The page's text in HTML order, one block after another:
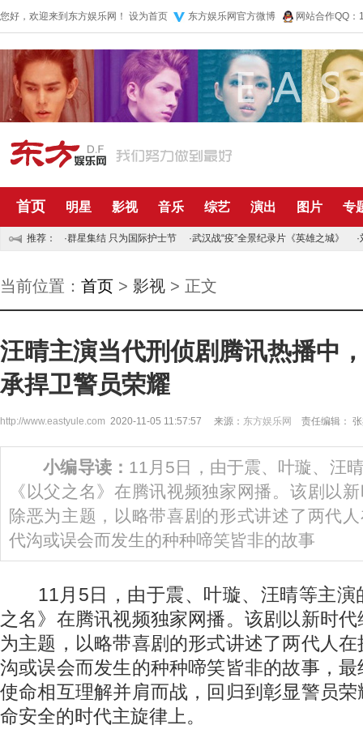
您好，欢迎来到东方娱乐网！ 设为首页 东方娱乐网官方微博 网站合作QQ
首页 明星 影视 音乐 综艺 演出 图片 专
推荐： ·群星集结 只为国际护士节 ·武汉战“疫”全景纪录片《英雄之城》 ·
当前位置： 首页 > 影视 > 正文
汪晴主演当代刑侦剧腾讯热播中
承捍卫警员荣耀
http://www.eastyule.com 2020-11-05 11:57:57 来源： 东方娱乐网 责任编辑：
小编导读： 11月5日，由于震、叶璇、汪
《以父之名》在腾讯视频独家网播。该剧以
除恶为主题，以略带喜剧的形式讲述了两代
代沟或误会而发生的种种啼笑皆非的故事
11月5日，由于震、叶璇、汪晴等主演
之名》在腾讯视频独家网播。该剧以新时
为主题，以略带喜剧的形式讲述了两代人
沟或误会而发生的种种啼笑皆非的故事，
使命相互理解并肩而战，回归到彰显警员
命安全的时代主旋律上。